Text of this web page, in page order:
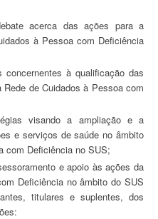
à Pessoa com Deficiência
de Cuidados à Pessoa com
e serviços de saúde no âmbito
com Deficiência no SUS;
Deficiência no âmbito do SUS
titulares e suplentes, dos